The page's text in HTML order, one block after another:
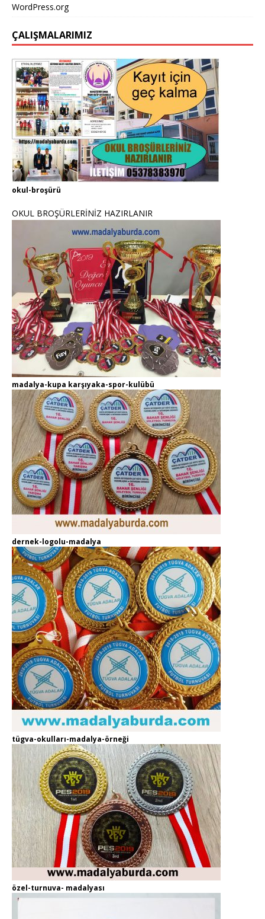
WordPress.org
ÇALIŞMALARIMIZ
okul-broşürü
OKUL BROŞÜRLERİNİZ HAZIRLANIR
madalya-kupa karşıyaka-spor-kulübü
dernek-logolu-madalya
tügva-okulları-madalya-örneği
özel-turnuva- madalyası